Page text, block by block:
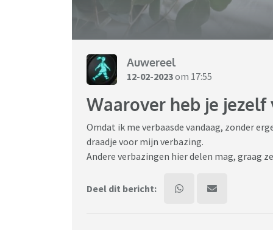
Auwereel
12-02-2023om 17:55
Waarover heb je jezelf
Omdat ik me verbaasde vandaag, zonder
draadje voor mijn verbazing.
Andere verbazingen hier delen mag, graag
Deel dit bericht: